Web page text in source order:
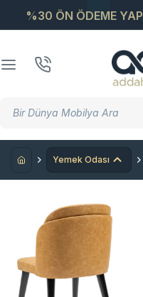
%30 ÖN ÖDEME YAP
Yemek Odası